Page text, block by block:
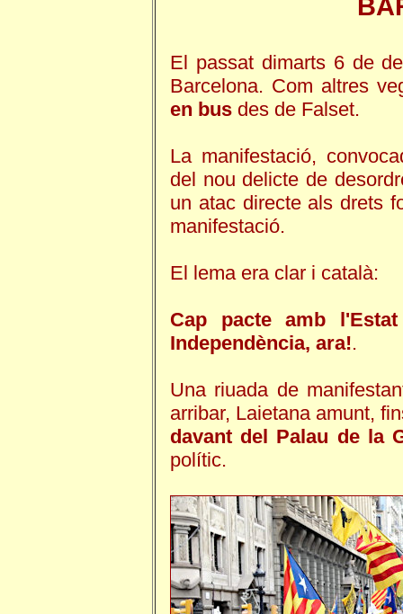
El passat dimarts 6 de
Barcelona. Com altres
en bus des de Falset.
La manifestació,
del nou delicte de
un atac directe als drets
manifestació.
El lema era clar i català:
Cap pacte amb
Independència, ara!.
Una riuada de
arribar, Laietana amunt,
davant del Palau de la
polític.